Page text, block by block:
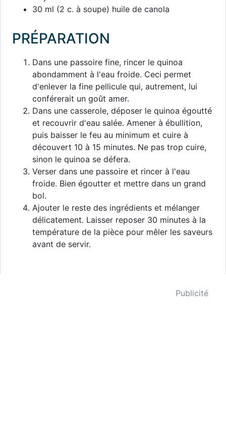
30 ml (2 c. à soupe) huile de canola
PRÉPARATION
Dans une passoire fine, rincer le quinoa
abondamment à l'eau froide. Ceci permet
d'enlever la fine pellicule qui, autrement, lui
conférerait un goût amer.
Dans une casserole, déposer le quinoa égoutté
et recouvrir d'eau salée. Amener à ébullition,
puis baisser le feu au minimum et cuire à
découvert 10 à 15 minutes. Ne pas trop cuire,
sinon le quinoa se défera.
Verser dans une passoire et rincer à l'eau
froide. Bien égoutter et mettre dans un grand
bol.
Ajouter le reste des ingrédients et mélanger
délicatement. Laisser reposer 30 minutes à la
température de la pièce pour mêler les saveurs
avant de servir.
Publicité